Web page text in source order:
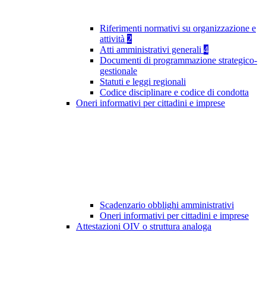
Riferimenti normativi su organizzazione e
attività 2
Atti amministrativi generali 4
Documenti di programmazione strategico-
gestionale
Statuti e leggi regionali
Codice disciplinare e codice di condotta
Oneri informativi per cittadini e imprese
Scadenzario obblighi amministrativi
Oneri informativi per cittadini e imprese
Attestazioni OIV o struttura analoga